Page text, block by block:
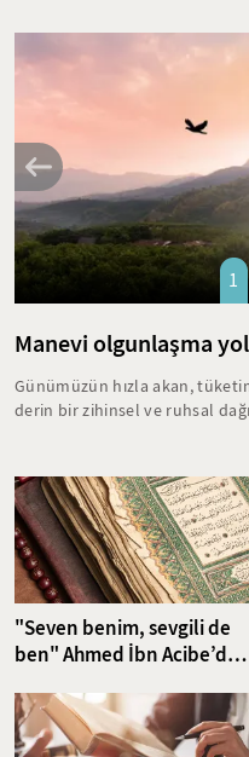
Manevi olgunlaşma
Günümüzün hızla akan,
derin bir zihinsel ve ruhsal
güncelliğini korumakta. Bu
ruhsal disiplin yöntemlerini
dünyasındaki karşılıklarını ele
1
"Seven benim, sevgili de
ben" Ahmed İbn Acibe’den